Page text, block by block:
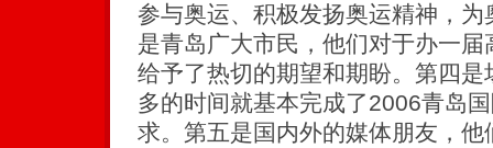
参与奥运、积极发扬奥运精神，
是青岛广大市民，他们对于办一
给予了热切的期望和期盼。第四
多的时间就基本完成了2006青岛
求。第五是国内外的媒体朋友，